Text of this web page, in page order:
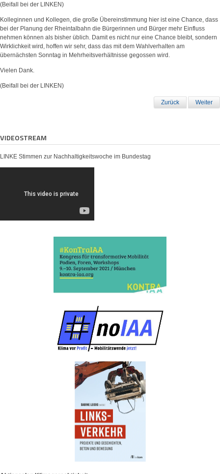
(Beifall bei der LINKEN)
Kolleginnen und Kollegen, die große Übereinstimmung hier ist eine Chance, dass
bei der Planung der Rheintalbahn die Bürgerinnen und Bürger mehr Einfluss
nehmen können als bisher üblich. Damit es nicht nur eine Chance bleibt, sondern
Wirklichkeit wird, hoffen wir sehr, dass das mit dem Wahlverhalten am
übernächsten Sonntag in Mehrheitsverhältnisse gegossen wird.
Vielen Dank.
(Beifall bei der LINKEN)
Zurück Weiter
VIDEOSTREAM
LINKE Stimmen zur Nachhaltigkeitswoche im Bundestag